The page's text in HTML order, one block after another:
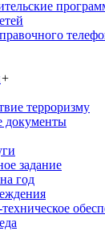
+
терроризму
документы
задание
год